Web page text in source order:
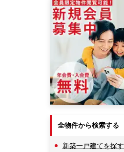
全物件から検索する
新築一戸建てを探す